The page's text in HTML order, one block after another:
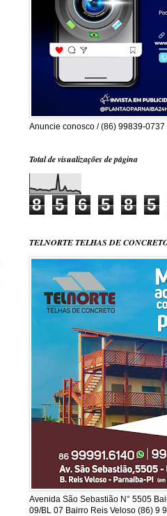
Anuncie conosco / (86) 99839-
Total de visualizações de página
8 5 6 5 8 5
TELNORTE TELHAS DE
Avenida São Sebastião N° 5505
09/BL 07 Bairro Reis Veloso (86) 9